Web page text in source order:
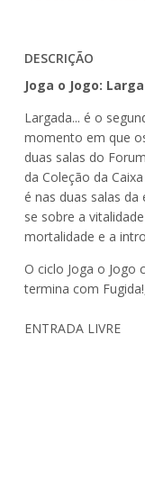
DESCRIÇÃO
Joga o Jogo:
Largada... é o
momento em que
duas salas do
da Coleção da
é nas duas salas
se sobre a
mortalidade e a
O ciclo Joga o
termina com
ENTRADA LIVRE